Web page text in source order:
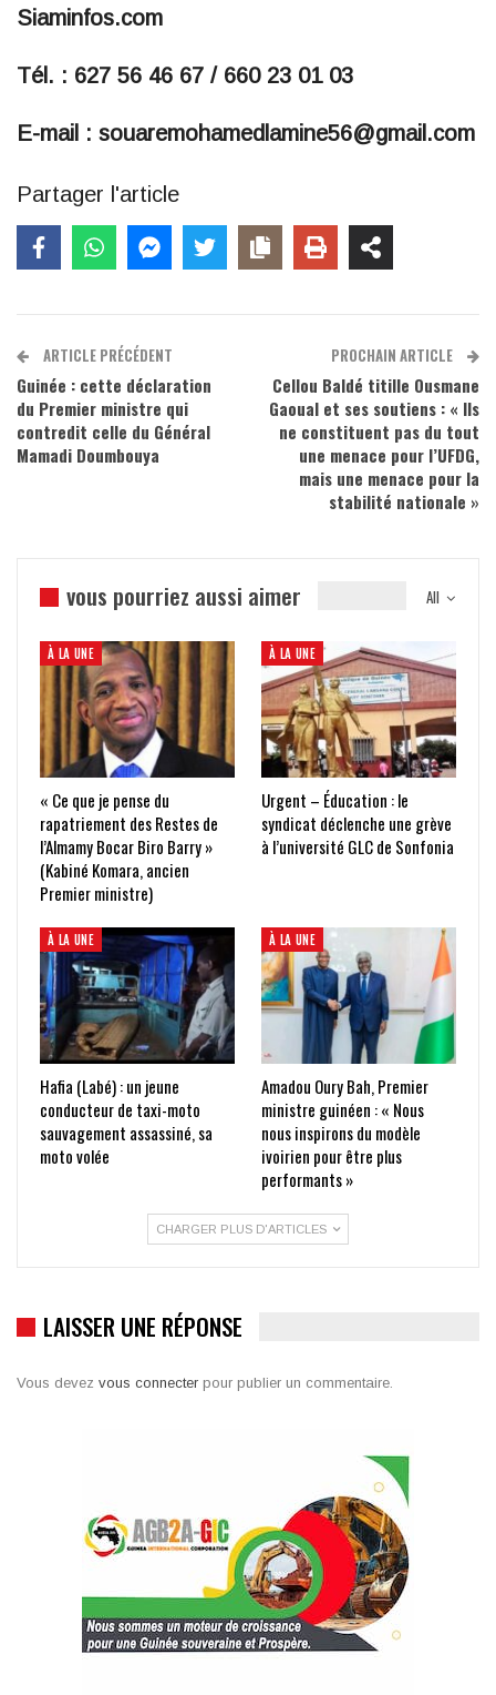
Siaminfos.com
Tél. : 627 56 46 67 / 660 23 01 03
E-mail : souaremohamedlamine56@gmail.com
Partager l'article
ARTICLE PRÉCÉDENT
Guinée : cette déclaration
du Premier ministre qui
contredit celle du Général
Mamadi Doumbouya
PROCHAIN ARTICLE
Cellou Baldé titille Ousmane
Gaoual et ses soutiens : « Ils
ne constituent pas du tout
une menace pour l’UFDG,
mais une menace pour la
stabilité nationale »
All
vous pourriez aussi aimer
À LA UNE
« Ce que je pense du
rapatriement des Restes de
l’Almamy Bocar Biro Barry »
(Kabiné Komara, ancien
Premier ministre)
À LA UNE
Urgent – Éducation : le
syndicat déclenche une grève
à l’université GLC de Sonfonia
À LA UNE
Hafia (Labé) : un jeune
conducteur de taxi-moto
sauvagement assassiné, sa
moto volée
À LA UNE
Amadou Oury Bah, Premier
ministre guinéen : « Nous
nous inspirons du modèle
ivoirien pour être plus
performants »
CHARGER PLUS D'ARTICLES
LAISSER UNE RÉPONSE
Vous devez vous connecter pour publier un commentaire.